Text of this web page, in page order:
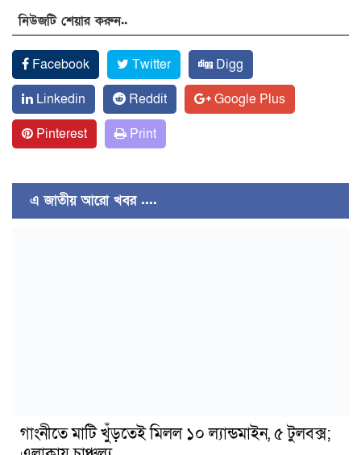
নিউজটি শেয়ার করুন..
Facebook Twitter
Digg
Linkedin
Reddit
Google Plus
Pinterest
Print
এ জাতীয় আরো খবর ....
গাংনীতে মাটি খুঁড়তেই মিলল ১০ ল্যান্ডমাইন, ৫ টুলবক্স;